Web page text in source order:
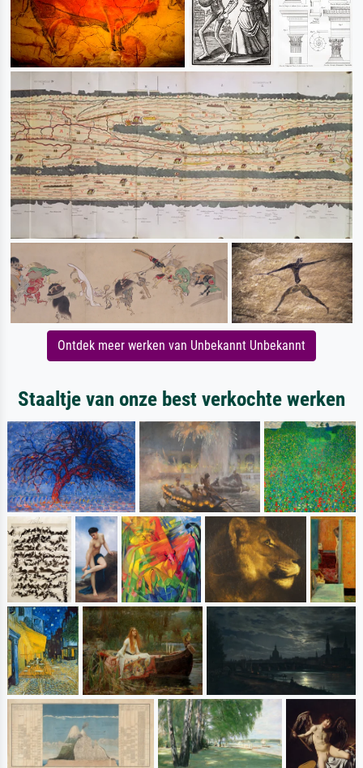
Ontdek meer werken van Unbekannt Unbekannt
Staaltje van onze best verkochte werken